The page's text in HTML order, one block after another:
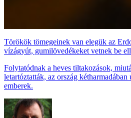
Törökök tömegeinek van elegük az
vízágyút, gumilövedékeket vetnek be
Folytatódnak a heves tiltakozások,
letartóztatták, az ország kétharmadában
emberek.